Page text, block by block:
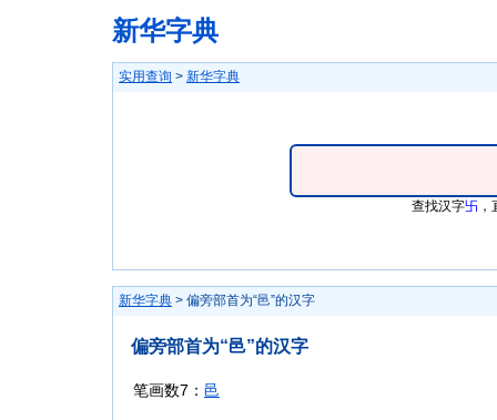
新华字典
实用查询 > 新华字典
查找汉字卐
新华字典 > 偏旁部首为“邑”的汉字
偏旁部首为“邑”的汉字
笔画数7： 邑